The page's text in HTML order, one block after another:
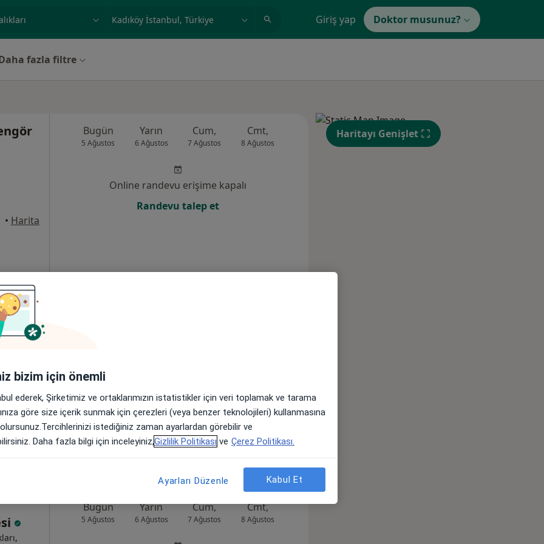
örnek: İstanbul Giriş yap Doktor musunuz?
fazla filtre
• Harita
Bugün
5 Ağustos
Yarın
6 Ağustos
Cum,
7 Ağustos
Cmt,
8 Ağustos 9 Ağustos
Pzt,
10 Ağustos
Sal,
11 Ağustos
Online randevu erişime kapalı
Randevu talep et
• Harita
Randevu talep et
Bugün
5 Ağustos
Yarın
6 Ağustos
Cum,
7 Ağustos
Cmt,
8 Ağustos
Paz,
Haritayı Genişlet
bizim için önemli
ederek, Şirketimiz ve ortaklarımızın istatistikler için veri toplamak ve tarama
göre size içerik sunmak için çerezleri (veya benzer teknolojileri) kullanmasına
istediğiniz zaman ayarlardan görebilir ve
Daha fazla bilgi için inceleyiniz,Gizlilik Politikası ve Çerez Politikası.
Ayarları Düzenle Kabul Et